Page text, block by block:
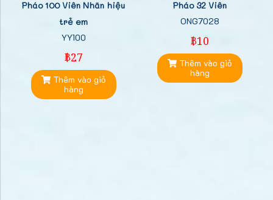
Pháo 100 Viên Nhãn hiệu
trẻ em
YY100
฿27
hàng
Pháo 32 Viên
ONG7028
฿10
hàng